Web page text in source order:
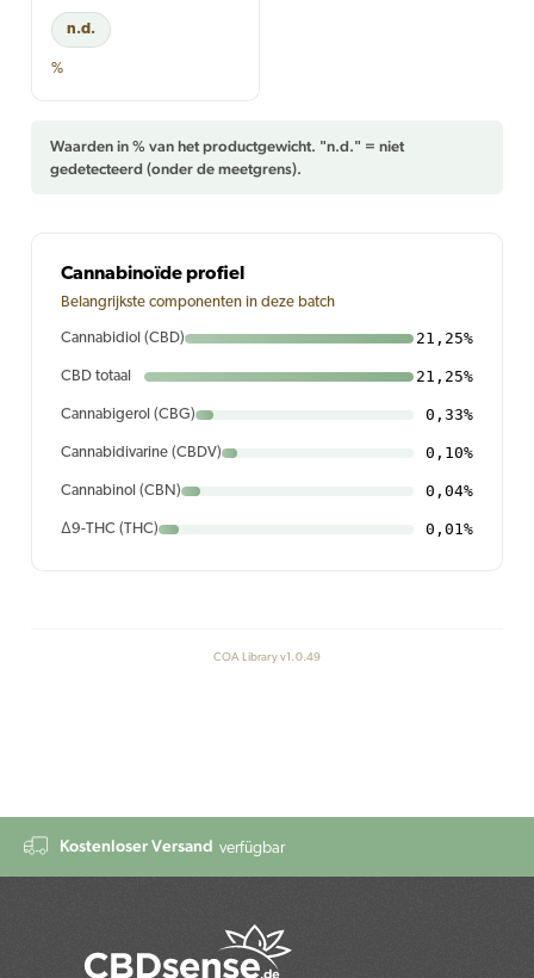
n.d.
%
Waarden in % van het productgewicht. "n.d." = niet
gedetecteerd (onder de meetgrens).
Cannabinoïde profiel
Belangrijkste componenten in deze batch
Cannabidiol (CBD) 21,25%
CBD totaal 21,25%
Cannabigerol (CBG) 0,33%
Cannabidivarine (CBDV) 0,10%
Cannabinol (CBN) 0,04%
Δ9-THC (THC) 0,01%
COA Library v1.0.49
Kostenloser Versand verfügbar